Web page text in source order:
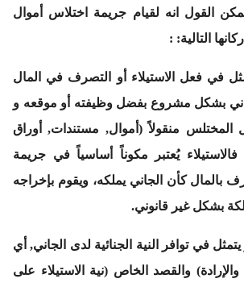
القول انه لقيام جريمة اختلاس أموال
التالية: :
في فعل الاستيلاء أو التصرف في المال
بشكل مشروع بفضل وظيفته أو موقعه و
منقولاً (أموال, مستندات, أوراق
يُعتبر مكوناً أساسياً في جريمة
بالمال كأن الجاني يملكه، ويقوم بإخراجه
بشكل غير قانوني.
في توافر النية الجنائية لدى الجاني, أي
والقصد الخاص (نية الاستيلاء على